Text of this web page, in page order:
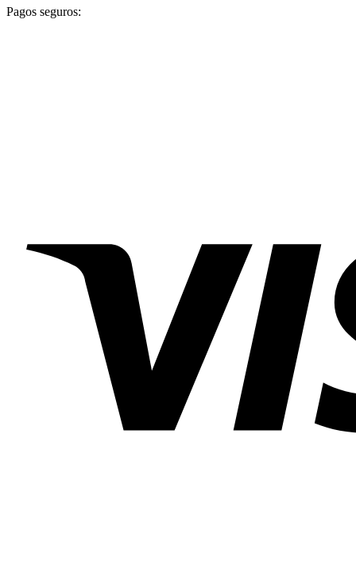
Pagos seguros: